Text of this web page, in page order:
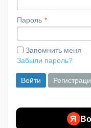
Пароль
Запомнить меня
Забыли пароль?
Войти
Я